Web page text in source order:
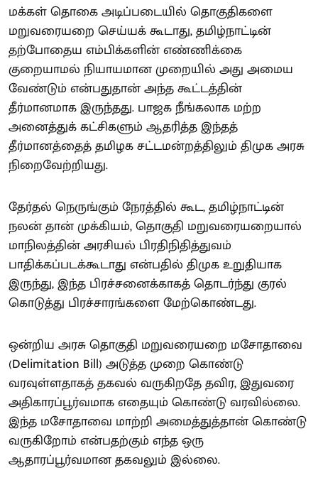
மக்கள் தொகை அடிப்படையில் தொகுதிகளை
மறுவரையறை செய்யக் கூடாது, தமிழ்நாட்டின்
தற்போதைய எம்பிக்களின் எண்ணிக்கை
குறையாமல் நியாயமான முறையில் அது அமைய
வேண்டும் என்பதுதான் அந்த கூட்டத்தின்
தீர்மானமாக இருந்தது. பாஜக நீங்கலாக மற்ற
அனைத்துக் கட்சிகளும் ஆதரித்த இந்தத்
தீர்மானத்தைத் தமிழக சட்டமன்றத்திலும் திமுக அரசு
நிறைவேற்றியது.
தேர்தல் நெருங்கும் நேரத்தில் கூட, தமிழ்நாட்டின்
நலன் தான் முக்கியம், தொகுதி மறுவரையறையால்
மாநிலத்தின் அரசியல் பிரதிநிதித்துவம்
பாதிக்கப்படக்கூடாது என்பதில் திமுக உறுதியாக
இருந்து, இந்த பிரச்சனைக்காகத் தொடர்ந்து குரல்
கொடுத்து பிரச்சாரங்களை மேற்கொண்டது.
ஒன்றிய அரசு தொகுதி மறுவரையறை மசோதாவை
(Delimitation Bill) அடுத்த முறை கொண்டு
வரவுள்ளதாகத் தகவல் வருகிறதே தவிர, இதுவரை
அதிகாரப்பூர்வமாக எதையும் கொண்டு வரவில்லை.
இந்த மசோதாவை மாற்றி அமைத்துத்தான் கொண்டு
வருகிறோம் என்பதற்கும் எந்த ஒரு
ஆதாரப்பூர்வமான தகவலும் இல்லை.